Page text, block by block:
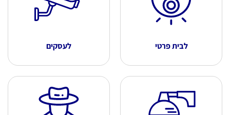
לבית פרטי לעסקים